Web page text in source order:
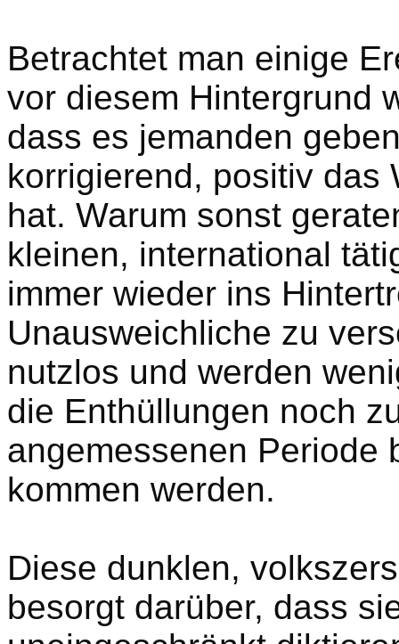
Betrachtet man einige
vor diesem Hintergrund
dass es jemanden
korrigierend, positiv das
hat. Warum sonst
kleinen, international
immer wieder ins
Unausweichliche zu
nutzlos und werden
die Enthüllungen noch
angemessenen Periode
kommen werden.
Diese dunklen,
besorgt darüber, dass